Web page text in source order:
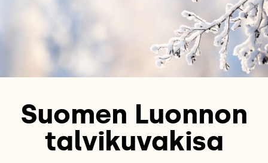
Suomen Luonnon
talvikuvakisa